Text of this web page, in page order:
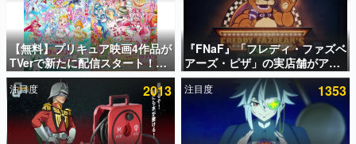
電ファミのいま読まれている記事ランキング
アプリセール情報
インタビュー
連載・特集一覧
殿堂入り記事
【無料】プリキュア映画4作品が
TVerで新たに配信スタート！な
んと2018年～2024年の映画ほぼ
すべてが見放題に、ぶっちゃけ
ありえないラインナップ
『FNaF』「フレディ・ファズベ
アーズ・ピザ」の実店舗がアメ
リカの商業施設「American
Dream」に2027年オープン！
ScottGamesとの共同開発、食
事だけでなくステージショーや
没入型のホラー体験も楽しめる
注目度 2013 注目度 1353